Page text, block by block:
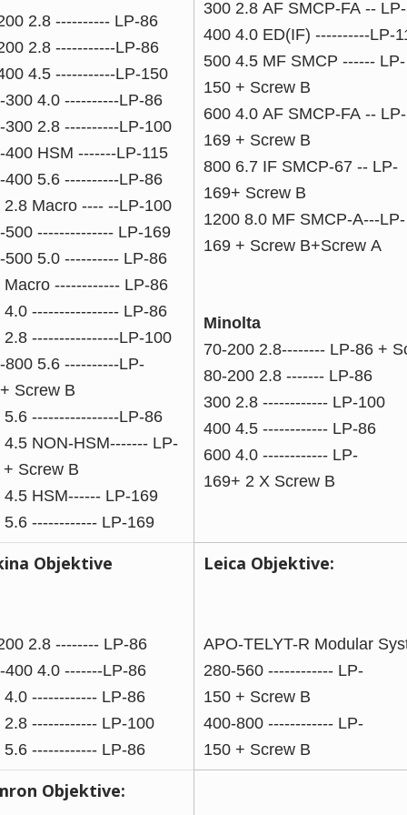
2.8 ---------- LP-86
2.8 -----------LP-86
4.5 -----------LP-150
300 4.0 ----------LP-86
300 2.8 ----------LP-100
400 HSM -------LP-115
400 5.6 ----------LP-86
2.8 Macro ---- --LP-100
500 -------------- LP-169
500 5.0 ---------- LP-86
Macro ------------ LP-86
4.0 ---------------- LP-86
2.8 ----------------LP-100
800 5.6 ----------LP-
Screw B
5.6 ----------------LP-86
4.5 NON-HSM------- LP-
+ Screw B
4.5 HSM------ LP-169
5.6 ------------ LP-169
300 2.8 AF SMCP-FA --
400 4.0 ED(IF) ----------LP-
500 4.5 MF SMCP ------ LP-
150 + Screw B
600 4.0 AF SMCP-FA -- LP-
169 + Screw B
800 6.7 IF SMCP-67 -- LP-
169+ Screw B
1200 8.0 MF SMCP-A---LP-
169 + Screw B+Screw A
Minolta
70-200 2.8-------- LP-86 +
80-200 2.8 ------- LP-86
300 2.8 ------------ LP-100
400 4.5 ------------ LP-86
600 4.0 ------------ LP-
169+ 2 X Screw B
Objektive
2.8 -------- LP-86
400 4.0 -------LP-86
4.0 ------------ LP-86
2.8 ------------ LP-100
5.6 ------------ LP-86
Leica Objektive:
APO-TELYT-R Modular
280-560 ------------ LP-
150 + Screw B
400-800 ------------ LP-
150 + Screw B
Objektive: